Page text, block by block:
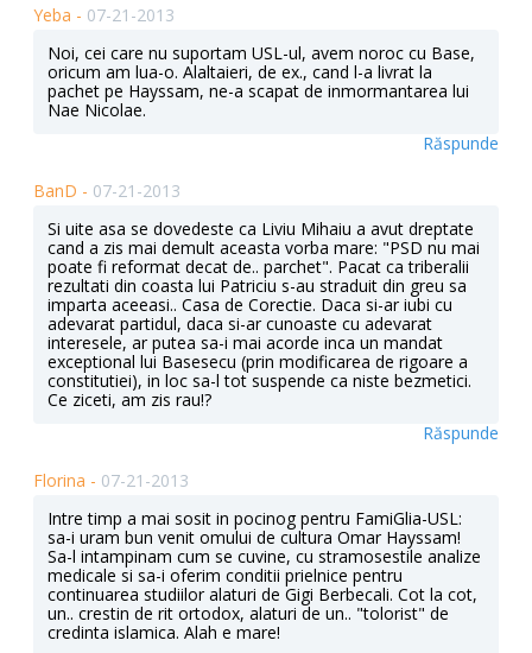
Yeba - 07-21-2013
Noi, cei care nu suportam USL-ul, avem noroc cu Base,
oricum am lua-o. Alaltaieri, de ex., cand l-a livrat la
pachet pe Hayssam, ne-a scapat de inmormantarea lui
Nae Nicolae.
Răspunde
BanD - 07-21-2013
Si uite asa se dovedeste ca Liviu Mihaiu a avut dreptate
cand a zis mai demult aceasta vorba mare: "PSD nu mai
poate fi reformat decat de.. parchet". Pacat ca triberalii
rezultati din coasta lui Patriciu s-au straduit din greu sa
imparta aceeasi.. Casa de Corectie. Daca si-ar iubi cu
adevarat partidul, daca si-ar cunoaste cu adevarat
interesele, ar putea sa-i mai acorde inca un mandat
exceptional lui Basesecu (prin modificarea de rigoare a
constitutiei), in loc sa-l tot suspende ca niste bezmetici.
Ce ziceti, am zis rau!?
Răspunde
Florina - 07-21-2013
Intre timp a mai sosit in pocinog pentru FamiGlia-USL:
sa-i uram bun venit omului de cultura Omar Hayssam!
Sa-l intampinam cum se cuvine, cu stramosestile analize
medicale si sa-i oferim conditii prielnice pentru
continuarea studiilor alaturi de Gigi Berbecali. Cot la cot,
un.. crestin de rit ortodox, alaturi de un.. "tolorist" de
credinta islamica. Alah e mare!